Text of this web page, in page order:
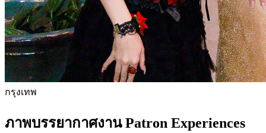
กรุงเทพ
ภาพบรรยากาศงาน Patron Experiences